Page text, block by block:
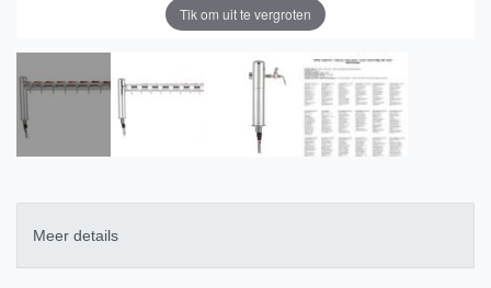
Tik om uit te vergroten
Meer details